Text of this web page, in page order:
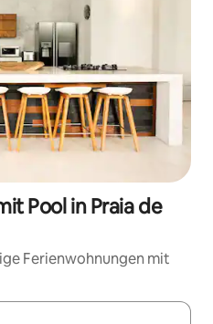
Pool in Praia de
Ferienwohnungen mit